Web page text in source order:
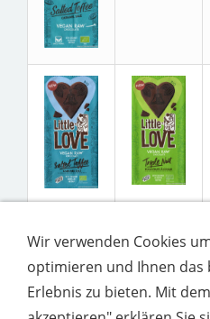
Wir verwenden Cookies
optimieren und Ihnen das
Erlebnis zu bieten. Mit